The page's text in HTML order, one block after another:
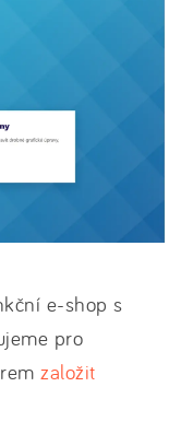
e-shop s
pro
založit